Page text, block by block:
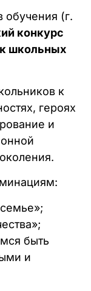
обучения (г.
конкурс
школьных
к
героях
и
быть
и